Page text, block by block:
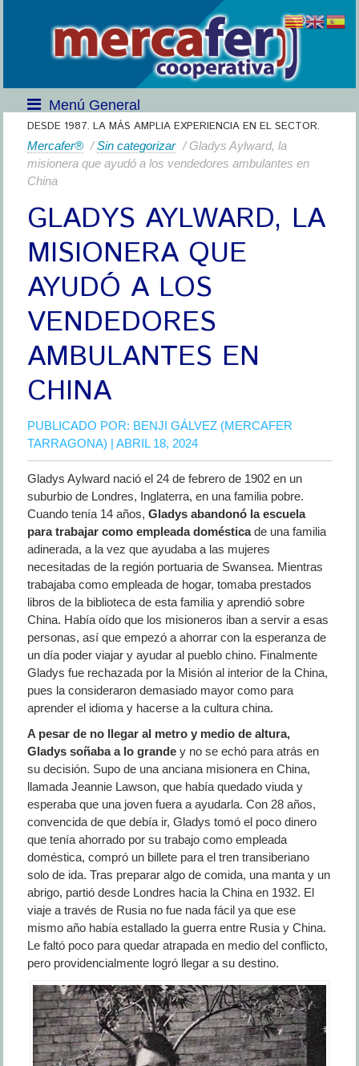
Menú General
DESDE 1987. LA MÁS AMPLIA EXPERIENCIA EN EL SECTOR.
Mercafer® /Sin categorizar / Gladys Aylward, la
misionera que ayudó a los vendedores ambulantes en
China
GLADYS AYLWARD, LA
MISIONERA QUE
AYUDÓ A LOS
VENDEDORES
AMBULANTES EN
CHINA
PUBLICADO POR: BENJI GÁLVEZ (MERCAFER
TARRAGONA) | ABRIL 18, 2024
Gladys Aylward nació el 24 de febrero de 1902 en un
suburbio de Londres, Inglaterra, en una familia pobre.
Cuando tenía 14 años, Gladys abandonó la escuela
para trabajar como empleada domésticade una familia
adinerada, a la vez que ayudaba a las mujeres
necesitadas de la región portuaria de Swansea. Mientras
trabajaba como empleada de hogar, tomaba prestados
libros de la biblioteca de esta familia y aprendió sobre
China. Había oído que los misioneros iban a servir a esas
personas, así que empezó a ahorrar con la esperanza de
un día poder viajar y ayudar al pueblo chino. Finalmente
Gladys fue rechazada por la Misión al interior de la China,
pues la consideraron demasiado mayor como para
aprender el idioma y hacerse a la cultura china.
A pesar de no llegar al metro y medio de altura,
Gladys soñaba a lo grandey no se echó para atrás en
su decisión. Supo de una anciana misionera en China,
llamada Jeannie Lawson, que había quedado viuda y
esperaba que una joven fuera a ayudarla. Con 28 años,
convencida de que debía ir, Gladys tomó el poco dinero
que tenía ahorrado por su trabajo como empleada
doméstica, compró un billete para el tren transiberiano
solo de ida. Tras preparar algo de comida, una manta y un
abrigo, partió desde Londres hacia la China en 1932. El
viaje a través de Rusia no fue nada fácil ya que ese
mismo año había estallado la guerra entre Rusia y China.
Le faltó poco para quedar atrapada en medio del conflicto,
pero providencialmente logró llegar a su destino.